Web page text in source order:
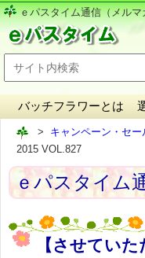
ｅパスタイム通信（メルマ
バッチフラワーとは
キャンペーン・セー
2015 VOL.827
ｅパスタイム
【させていた